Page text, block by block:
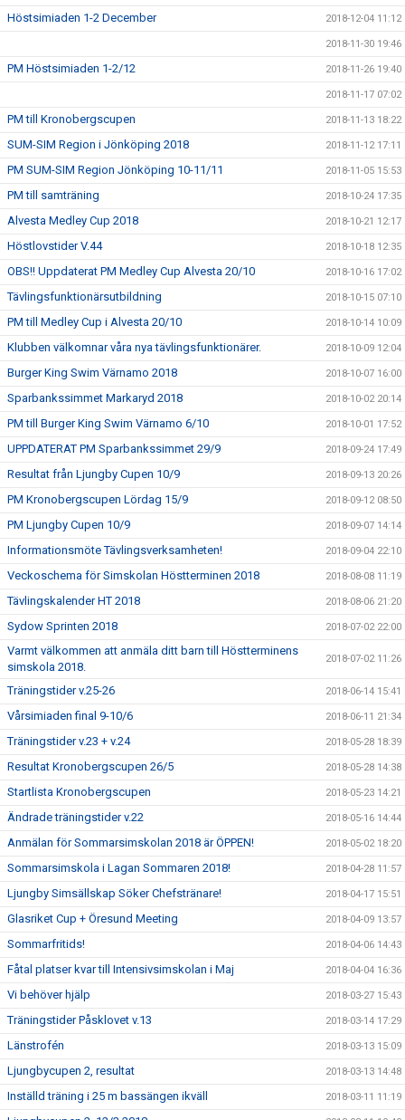
Höstsimiaden 1-2 December 2018-12-04 11:12
2018-11-30 19:46
PM Höstsimiaden 1-2/12 2018-11-26 19:40
2018-11-17 07:02
PM till Kronobergscupen 2018-11-13 18:22
SUM-SIM Region i Jönköping 2018 2018-11-12 17:11
PM SUM-SIM Region Jönköping 10-11/11 2018-11-05 15:53
PM till samträning 2018-10-24 17:35
Alvesta Medley Cup 2018 2018-10-21 12:17
Höstlovstider V.44 2018-10-18 12:35
OBS!! Uppdaterat PM Medley Cup Alvesta 20/10 2018-10-16 17:02
Tävlingsfunktionärsutbildning 2018-10-15 07:10
PM till Medley Cup i Alvesta 20/10 2018-10-14 10:09
Klubben välkomnar våra nya tävlingsfunktionärer. 2018-10-09 12:04
Burger King Swim Värnamo 2018 2018-10-07 16:00
Sparbankssimmet Markaryd 2018 2018-10-02 20:14
PM till Burger King Swim Värnamo 6/10 2018-10-01 17:52
UPPDATERAT PM Sparbankssimmet 29/9 2018-09-24 17:49
Resultat från Ljungby Cupen 10/9 2018-09-13 20:26
PM Kronobergscupen Lördag 15/9 2018-09-12 08:50
PM Ljungby Cupen 10/9 2018-09-07 14:14
Informationsmöte Tävlingsverksamheten! 2018-09-04 22:10
Veckoschema för Simskolan Höstterminen 2018 2018-08-08 11:19
Tävlingskalender HT 2018 2018-08-06 21:20
Sydow Sprinten 2018 2018-07-02 22:00
Varmt välkommen att anmäla ditt barn till Höstterminens
simskola 2018.
2018-07-02 11:26
Träningstider v.25-26 2018-06-14 15:41
Vårsimiaden final 9-10/6 2018-06-11 21:34
Träningstider v.23 + v.24 2018-05-28 18:39
Resultat Kronobergscupen 26/5 2018-05-28 14:38
Startlista Kronobergscupen 2018-05-23 14:21
Ändrade träningstider v.22 2018-05-16 14:44
Anmälan för Sommarsimskolan 2018 är ÖPPEN! 2018-05-02 18:20
Sommarsimskola i Lagan Sommaren 2018! 2018-04-28 11:57
Ljungby Simsällskap Söker Chefstränare! 2018-04-17 15:51
Glasriket Cup + Öresund Meeting 2018-04-09 13:57
Sommarfritids! 2018-04-06 14:43
Fåtal platser kvar till Intensivsimskolan i Maj 2018-04-04 16:36
Vi behöver hjälp 2018-03-27 15:43
Träningstider Påsklovet v.13 2018-03-14 17:29
Länstrofén 2018-03-13 15:09
Ljungbycupen 2, resultat 2018-03-13 14:48
Inställd träning i 25 m bassängen ikväll 2018-03-11 11:19